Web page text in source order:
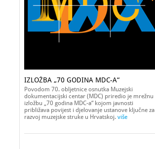
IZLOŽBA „70 GODINA MDC-A“
Povodom 70. obljetnice osnutka Muzejski
dokumentacijski centar (MDC) priredio je mrežnu
izložbu „70 godina MDC-a“ kojom javnosti
približava povijest i djelovanje ustanove ključne za
razvoj muzejske struke u Hrvatskoj. više